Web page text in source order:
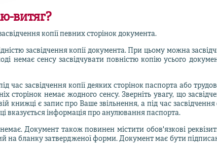
витяг?
копії певних сторінок документа.
засвідчення копії документа. При цьому можна
немає сенсу засвідчувати повністю копію усього
час засвідчення копії деяких сторінок паспорта або
сторінок немає жодного сенсу. Зверніть увагу, що
книжці є запис про Ваше звільнення, а під час
вказується інформація про анулювання паспорта.
немає. Документ також повинен містити обов'язкові
на бланку затвердженої форми. Документ має бути